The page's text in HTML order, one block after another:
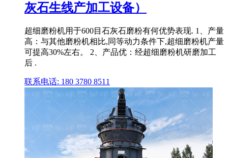
灰石生线产加工设备）
超细磨粉机用于600目石灰石磨粉有何优势表现. 1、产量
高：与其他磨粉机相比,同等动力条件下,超细磨粉机产量
可提高30%左右。 2、产品优：经超细磨粉机研磨加工
后 .
联系电话: 180 3780 8511